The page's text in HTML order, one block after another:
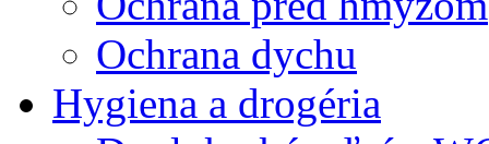
Ochrana dychu
Hygiena a drogéria